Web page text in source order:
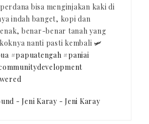
bisa menginjakan kaki di
indah banget, kopi dan
benar-benar tanah yang
nanti pasti kembali 🛩️
#papuatengah #paniai
- Jeni Karay - Jeni Karay